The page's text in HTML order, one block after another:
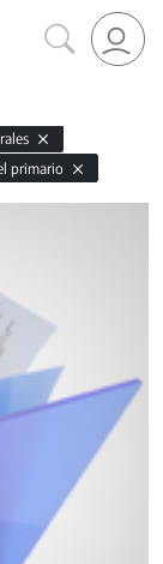
primario